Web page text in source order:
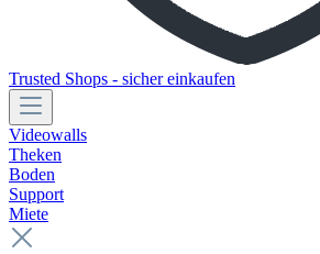
Trusted Shops - sicher einkaufen
Videowalls
Theken
Boden
Support
Miete